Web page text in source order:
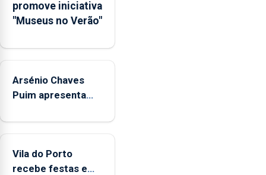
Municipal
de
aos
durante
o
de
entre
as
promove iniciativa
"Museus no Verão"
Arsénio Chaves
Puim apresenta
de Vila do Porto
Vila do Porto
recebe festas em